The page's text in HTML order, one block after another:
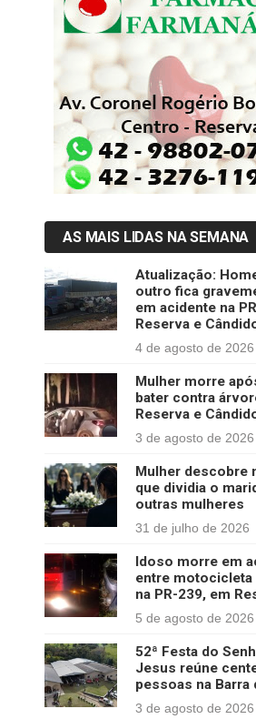
AS MAIS LIDAS NA SEMANA
Atualização:
outro fica
em acidente na
Reserva e
4 de agosto de 2026
Mulher morre
bater contra
Reserva e
3 de agosto de 2026
Mulher descobre
que dividia o
outras mulheres
31 de julho de 2026
Idoso morre em
entre motocicleta
na PR-239, em
5 de agosto de 2026
52ª Festa do
Jesus reúne
pessoas na Barra
3 de agosto de 2026